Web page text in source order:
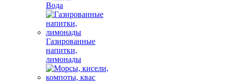
Вода
Газированные
напитки,
лимонады